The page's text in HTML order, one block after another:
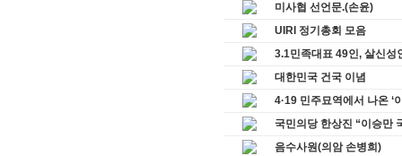
미사협 선언문.(손윤)
UIRI 정기총회 모음
3.1민족대표 49인, 살신성
대한민국 건국 이념
4·19 민주묘역에서 나온 ‘
국민의당 한상진 “이승만
음수사원(의암 손병희)